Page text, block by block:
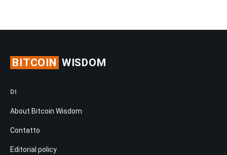
BITCOIN WISDOM
DI
About Bitcoin Wisdom
Contatto
Editorial policy